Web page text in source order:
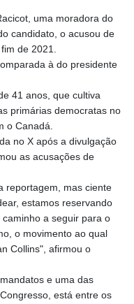
uma moradora do
candidato, o acusou de
de 2021.
à do presidente
41 anos, que cultiva
primárias democratas no
o Canadá.
no X após a divulgação
as acusações de
reportagem, mas ciente
estamos reservando
a seguir para o
o movimento ao qual
Collins", afirmou o
e uma das
está entre os